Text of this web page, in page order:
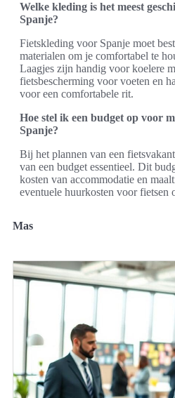
Welke kleding is het meest
Spanje?
Fietskleding voor Spanje moet
materialen om je comfortabel te
Laagjes zijn handig voor koelere
fietsbescherming voor voeten en
voor een comfortabele rit.
Hoe stel ik een budget op voor
Spanje?
Bij het plannen van een
van een budget essentieel. Dit
kosten van accommodatie en
eventuele huurkosten voor fietsen
Mas